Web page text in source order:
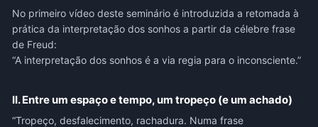
No primeiro vídeo deste seminário é introduzida a retomada à
prática da interpretação dos sonhos a partir da célebre frase
de Freud:
“A interpretação dos sonhos é a via regia para o inconsciente.”
II. Entre um espaço e tempo, um tropeço (e um achado)
“Tropeço, desfalecimento, rachadura. Numa frase